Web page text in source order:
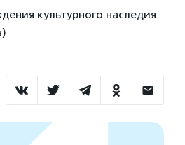
культурного наследия